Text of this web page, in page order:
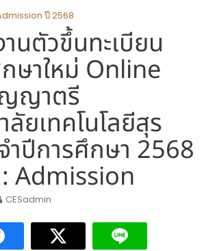
ปี 2568
านตัวขึ้นทะเบียน
ษาใหม่ Online
ญาตรี
ลัยเทคโนโลยีสุร
ำปีการศึกษา 2568
Admission
CESadmin